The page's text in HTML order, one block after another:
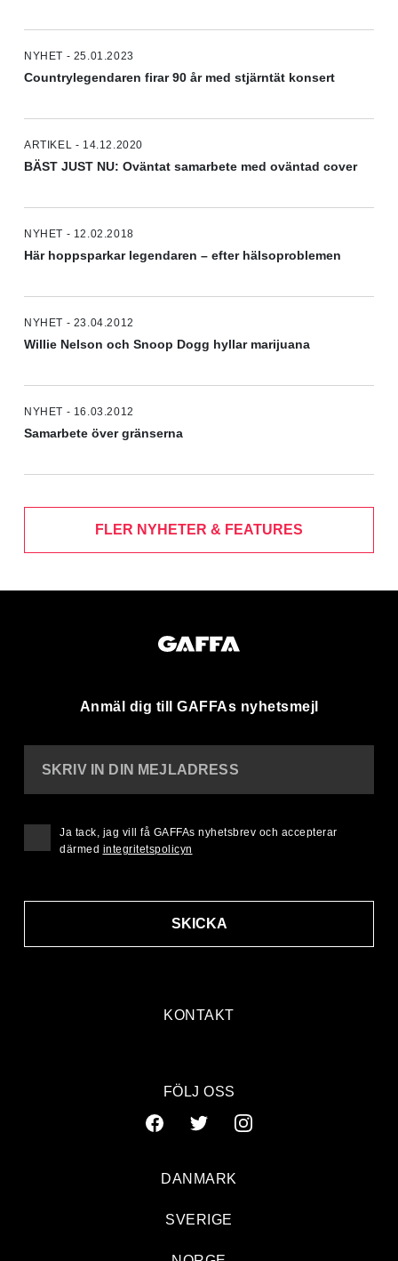
NYHET - 25.01.2023
Countrylegendaren firar 90 år med stjärntät konsert
ARTIKEL - 14.12.2020
BÄST JUST NU: Oväntat samarbete med oväntad cover
NYHET - 12.02.2018
Här hoppsparkar legendaren – efter hälsoproblemen
NYHET - 23.04.2012
Willie Nelson och Snoop Dogg hyllar marijuana
NYHET - 16.03.2012
Samarbete över gränserna
FLER NYHETER & FEATURES
Anmäl dig till GAFFAs nyhetsmejl
KONTAKT
SKRIV IN DIN MEJLADRESS
SKICKA
Ja tack, jag vill få GAFFAs nyhetsbrev och accepterar
därmed integritetspolicyn
FÖLJ OSS
DANMARK
SVERIGE